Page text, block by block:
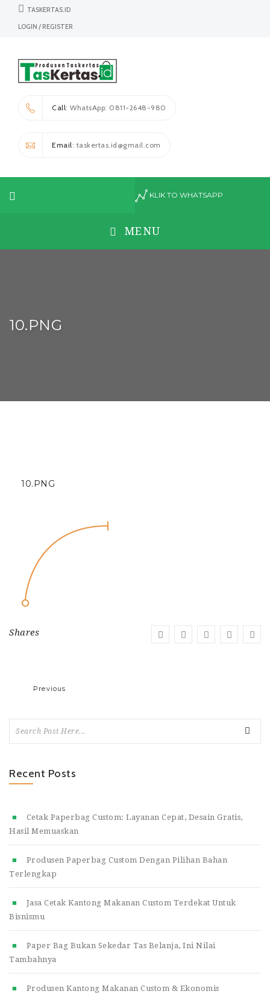
TASKERTAS.ID
LOGIN / REGISTER
Call: WhatsApp: 0811-2648-980
Email : taskertas.id@gmail.com
KLIK TO WHATSAPP
MENU
10.PNG
10.PNG
Shares
Previous
Recent Posts
Cetak Paperbag Custom: Layanan Cepat, Desain Gratis,
Hasil Memuaskan
Produsen Paperbag Custom Dengan Pilihan Bahan
Terlengkap
Jasa Cetak Kantong Makanan Custom Terdekat Untuk
Bisnismu
Paper Bag Bukan Sekedar Tas Belanja, Ini Nilai
Tambahnya
Produsen Kantong Makanan Custom & Ekonomis